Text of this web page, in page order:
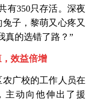
有350只存活。深夜
子，黎萌又心疼又
真的选错了路？”
效益倍增
广校的工作人员在
主动向他伸出了援